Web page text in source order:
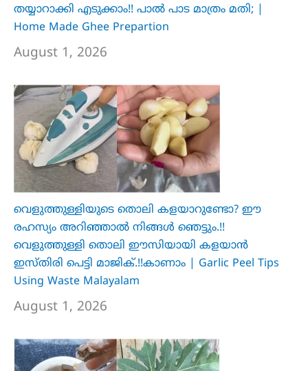
തയ്യാറാക്കി എടുക്കാം!! പാൽ പാട മാത്രം മതി; |
Home Made Ghee Prepartion
August 1, 2026
വെളുത്തുള്ളിയുടെ തൊലി കളയാറുണ്ടോ? ഈ
രഹസ്യം അറിഞ്ഞാൽ നിങ്ങൾ ഞെട്ടും.!!
വെളുത്തുള്ളി തൊലി ഈസിയായി കളയാൻ
ഇസ്തിരി പെട്ടി മാജിക്.!!കാണാം | Garlic Peel Tips
Using Waste Malayalam
August 1, 2026